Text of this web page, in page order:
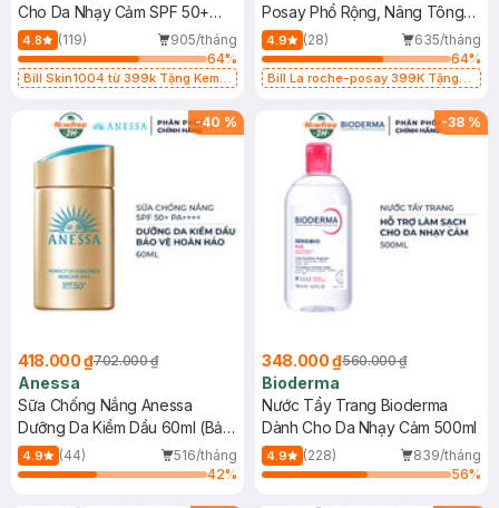
Cho Da Nhạy Cảm SPF 50+
50ml
4.8 (119)
905/tháng
64%
Bill Skin1004 từ 399k Tặng Kem
SPF 50+ 20ml (SL Có Hạn)
Posay Phổ Rộng, Nâng Tông
Kiềm Dầu 50ml
4.9 (28)
635/tháng
64%
Bill La roche-posay 399K Tặng
(SL có hạn)
-40 %
418.000 ₫702.000 ₫
Anessa
Sữa Chống Nắng Anessa
Dưỡng Da Kiềm Dầu 60ml (Bản
Mới)
4.9 (44)
516/tháng
42%
-38 %
348.000 ₫560.000 ₫
Bioderma
Nước Tẩy Trang Bioderma
Dành Cho Da Nhạy Cảm 500ml
4.9 (228)
839/tháng
56%